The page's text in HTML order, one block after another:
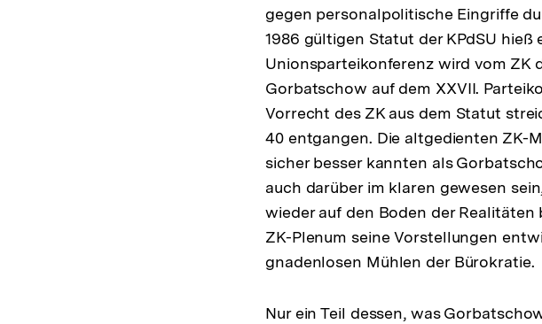
gegen personalpolitische Eingriffe
1986 gültigen Statut der KPdSU hieß
Unionsparteikonferenz wird vom ZK
Gorbatschow auf dem XXVII.
Vorrecht des ZK aus dem Statut
40 entgangen. Die altgedienten ZK-
sicher besser kannten als
auch darüber im klaren gewesen
wieder auf den Boden der
ZK-Plenum seine Vorstellungen
gnadenlosen Mühlen der Bürokratie.
Nur ein Teil dessen, was